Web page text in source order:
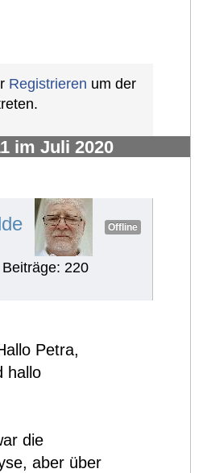
Registrieren um der
im Juli 2020
Offline
Beiträge: 220
Petra,
hallo
die
aber über